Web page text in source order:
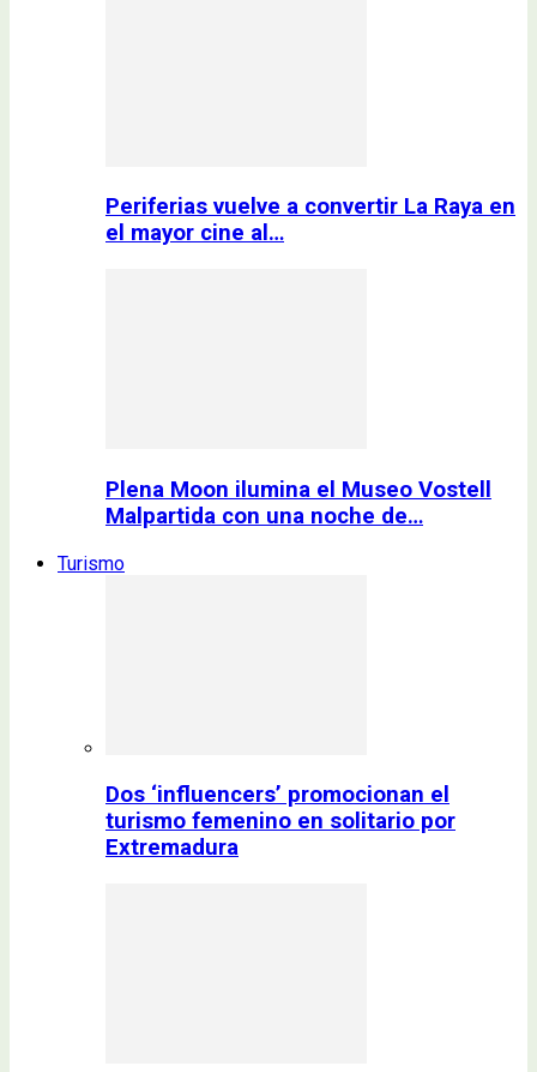
Periferias vuelve a convertir La Raya en
el mayor cine al…
Plena Moon ilumina el Museo Vostell
Malpartida con una noche de…
Turismo
Dos ‘influencers’ promocionan el
turismo femenino en solitario por
Extremadura